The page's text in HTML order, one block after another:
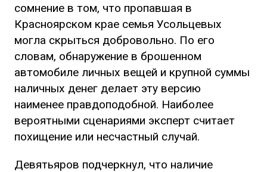
сомнение в том, что пропавшая в
Красноярском крае семья Усольцевых
могла скрыться добровольно. По его
словам, обнаружение в брошенном
автомобиле личных вещей и крупной суммы
наличных денег делает эту версию
наименее правдоподобной. Наиболее
вероятными сценариями эксперт считает
похищение или несчастный случай.
Девятьяров подчеркнул, что наличие